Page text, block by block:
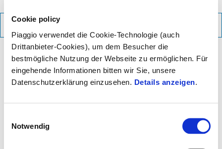
Cookie policy
Piaggio verwendet die Cookie-Technologie (auch
Drittanbieter-Cookies), um dem Besucher die
bestmögliche Nutzung der Webseite zu ermöglichen. Für
eingehende Informationen bitten wir Sie, unsere
Datenschutzerklärung einzusehen. Details anzeigen
Notwendig
BROSCHÜRE HERUNTERLADEN